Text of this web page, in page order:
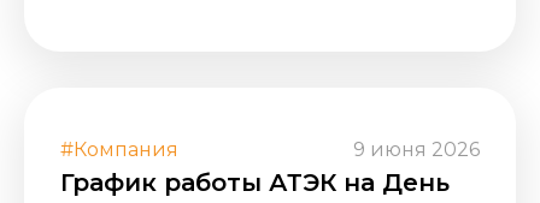
#Компания 9 июня 2026
График работы АТЭК на День